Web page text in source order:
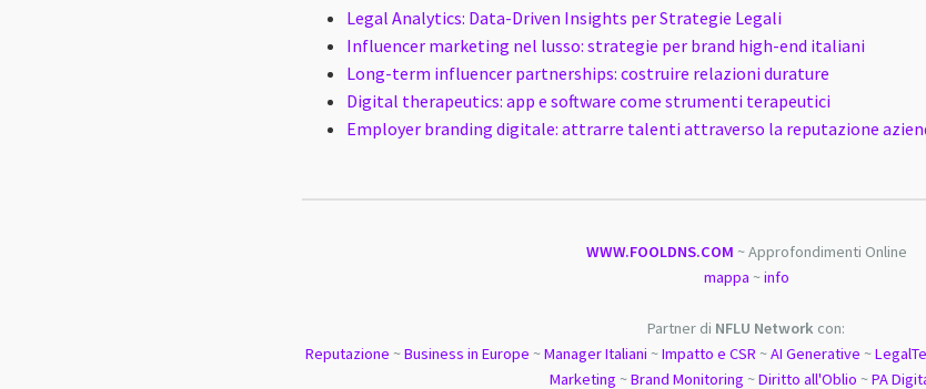
Legal Analytics: Data-Driven Insights per Strategie Legali
Influencer marketing nel lusso: strategie per brand high-end italiani
Long-term influencer partnerships: costruire relazioni durature
Digital therapeutics: app e software come strumenti terapeutici
Employer branding digitale: attrarre talenti attraverso la reputazione
WWW.FOOLDNS.COM ~ Approfondimenti Online
mappa ~info
Partner di NFLU Network con:
Reputazione ~Business in Europe ~Manager Italiani ~Impatto e CSR ~AI Generative ~
Marketing ~Brand Monitoring ~Diritto all'Oblio ~PA